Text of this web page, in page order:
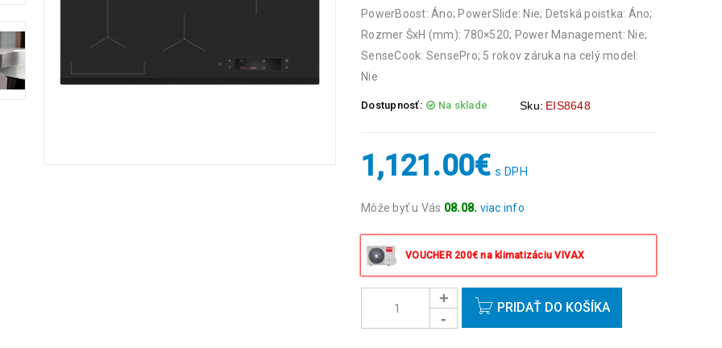
PowerBoost: Áno; PowerSlide: Nie; Detská poistka: Áno;
Rozmer ŠxH (mm): 780×520; Power Management: Nie;
SenseCook: SensePro; 5 rokov záruka na celý model:
Nie
Dostupnosť: Na sklade Sku: EIS8648
1,121.00€ s DPH
Môže byť u Vás 08.08. viac info
istý deň okrem víkendov a sviatkov.
VOUCHER 200€ na klimatizáciu VIVAX
PRIDAŤ DO KOŠÍKA